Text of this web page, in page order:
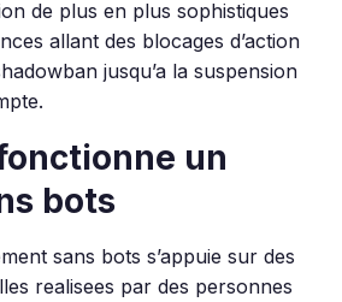
de plus en plus sophistiques
allant des blocages d’action
jusqu’a la suspension
un
bots
sans bots s’appuie sur des
realisees par des personnes